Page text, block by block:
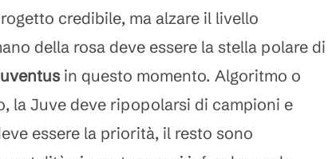
credibile, ma alzare il livello
della rosa deve essere la stella polare di
in questo momento. Algoritmo o
la Juve deve ripopolarsi di campioni e
essere la priorità, il resto sono